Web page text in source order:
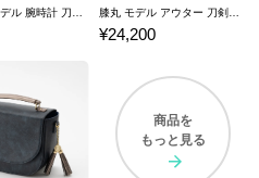
¥24,200
商品を
もっと見る